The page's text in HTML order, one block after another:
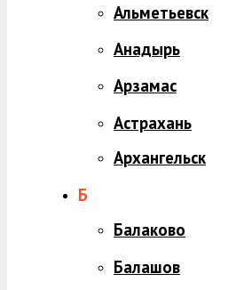
Альметьевск
Анадырь
Арзамас
Астрахань
Архангельск
Б
Балаково
Балашов